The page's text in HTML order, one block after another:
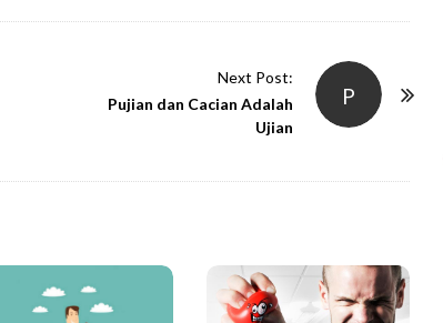
P
Next Post:
Pujian dan Cacian Adalah
Ujian